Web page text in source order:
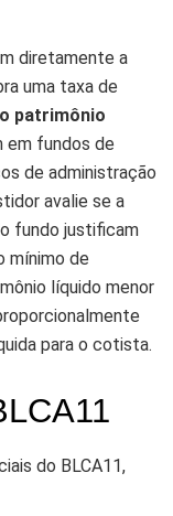
diretamente a
uma taxa de
patrimônio
em fundos de
de administração
avalie se a
fundo justificam
mínimo de
líquido menor
para o cotista.
do BLCA11,